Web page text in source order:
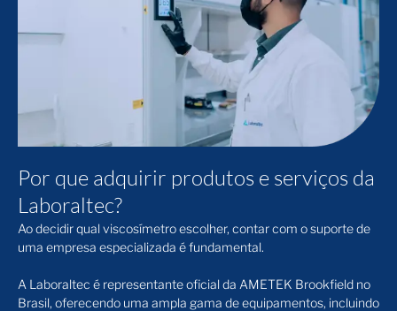
Por que adquirir produtos e serviços da
Laboraltec?
Ao decidir qual viscosímetroescolher, contar com o suporte de
uma empresa especializada é fundamental.
A Laboraltec é representante oficial da AMETEK Brookfield no
Brasil, oferecendo uma ampla gama de equipamentos, incluindo